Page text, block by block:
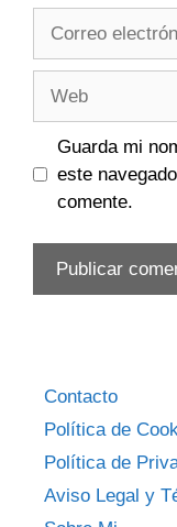
Guarda mi
este
comente.
Contacto
Política de
Política de
Aviso Legal y